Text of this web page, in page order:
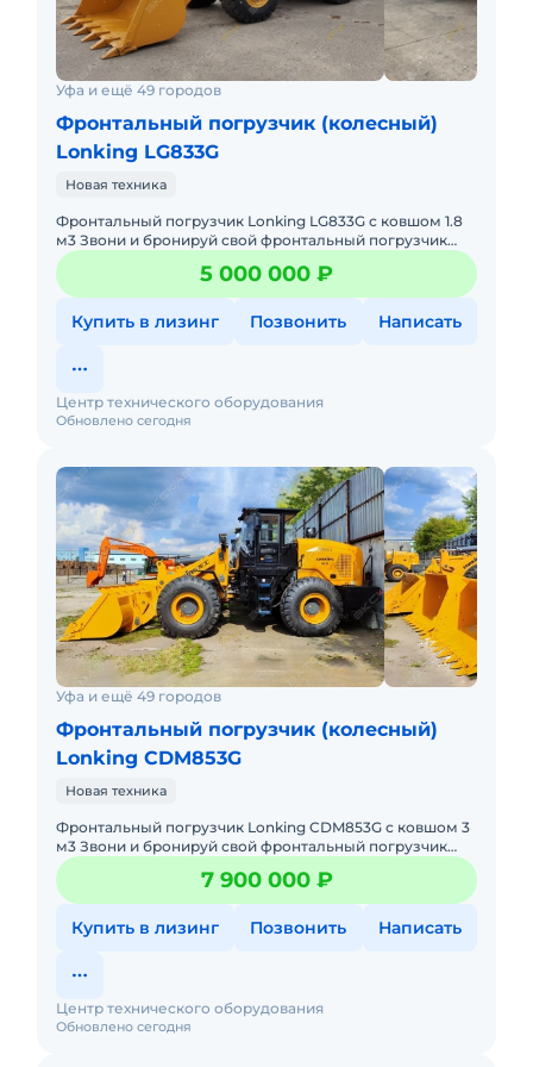
Дополнительно установлено на погрузчике
SEM 655D:
• Кондиционер и отопитель, радиоподготовка;
• Пилотное управление рабочим
оборудованием;
• Дисковые тормоза на 4 колесах с
одноконтурным пневмогидравлическим
приводом.
В наличии. Цена с НДС.
Уфа и ещё 49 городов
Фронтальный погрузчик (колесный)
Lonking LG833G
Новая техника
Фронтальный погрузчик Lonking LG833G с ковшом 1.8
м3 Звони и бронируй свой фронтальный погрузчик
Лонкинг со скидкой от официального дилера Мы
решим вашу
5 000 000 ₽
Купить в лизинг Позвонить Написать
Обновлено сегодня
Центр технического оборудования
Уфа и ещё 49 городов
Фронтальный погрузчик (колесный)
Lonking CDM853G
Новая техника
Фронтальный погрузчик Lonking CDM853G с ковшом 3
м3 Звони и бронируй свой фронтальный погрузчик
Лонкинг со скидкой от официального дилера Мы
решим вашу з
7 900 000 ₽
Купить в лизинг Позвонить Написать
Обновлено сегодня
Центр технического оборудования